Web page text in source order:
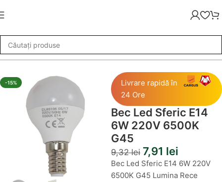
»Becuri LED»Bec Led Sferic E14 6W 220V 6500K G45
-15%
Livrare rapidă în
24 Ore
Bec Led Sferic E14
6W 220V 6500K
G45
9,32lei 7,91 lei
Bec Led Sferic E14 6W 220V
6500K G45 Lumina Rece